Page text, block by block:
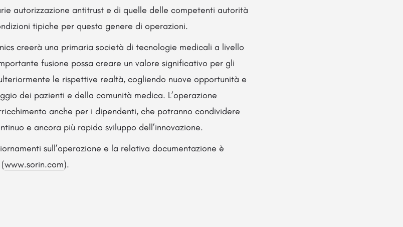
autorizzazione antitrust e di quelle delle competenti autorità
tipiche per questo genere di operazioni.
creerà una primaria società di tecnologie medicali a livello
fusione possa creare un valore significativo per gli
le rispettive realtà, cogliendo nuove opportunità e
dei pazienti e della comunità medica. L’operazione
anche per i dipendenti, che potranno condividere
e ancora più rapido sviluppo dell’innovazione.
sull’operazione e la relativa documentazione è
www.sorin.com).